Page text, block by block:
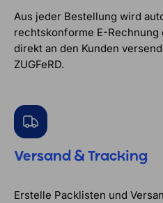
Aus jeder Bestellung wird
rechtskonforme E-
direkt an den Kunden
ZUGFeRD.
Versand & Tracking
Erstelle Packlisten und